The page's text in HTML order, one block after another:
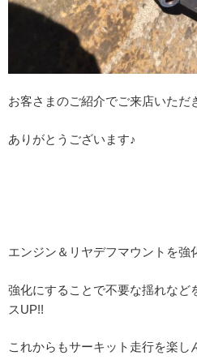
お客さまのご紹介でご来店いただ
ありがとうございます♪
エンジン＆リヤデフマウントを強
強化にすることで不要な揺れなど
スUP!!
これからもサーキット走行を楽し